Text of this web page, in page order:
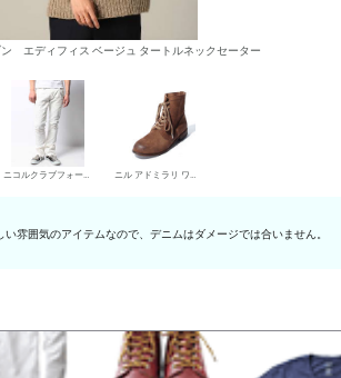
エディフィス ベージュ タートルネックセーター
ニコルクラブフォーメン デニムパンツ・ジーンズ ニル アドミラリ ワークブーツ
雰囲気のアイテムなので、デニムはダメージでは合いません。